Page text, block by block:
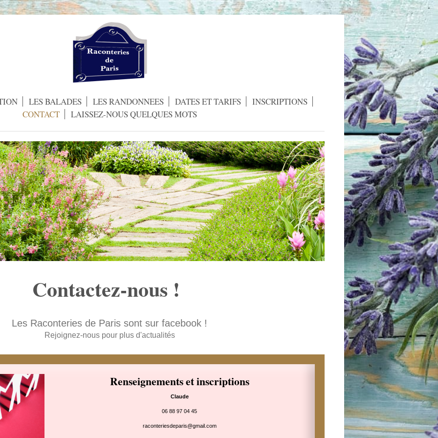
LES BALADES LES RANDONNEES DATES ET TARIFS
INSCRIPTIONS
CONTACT
LAISSEZ-NOUS QUELQUES MOTS
Contactez-nous !
Les Raconteries de Paris sont sur facebook !
Rejoignez-nous pour plus d'actualités
Renseignements et inscriptions
Claude
06 88 97 04 45
raconteriesdeparis@gmail.com